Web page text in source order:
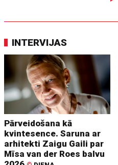
INTERVIJAS
Pārveidošana kā
kvintesence. Saruna ar
arhitekti Zaigu Gaili par
Mīsa van der Roes balvu